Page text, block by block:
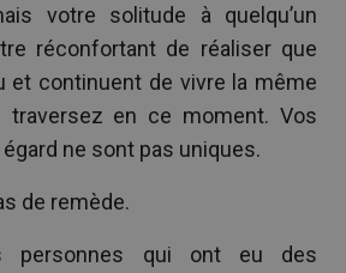
votre solitude à quelqu’un
réconfortant de réaliser que
et continuent de vivre la même
traversez en ce moment. Vos
ne sont pas uniques.
de remède.
personnes qui ont eu des